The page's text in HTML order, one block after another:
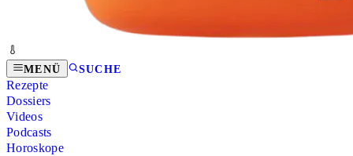
MENÜ SUCHE
Rezepte
Dossiers
Videos
Podcasts
Horoskope